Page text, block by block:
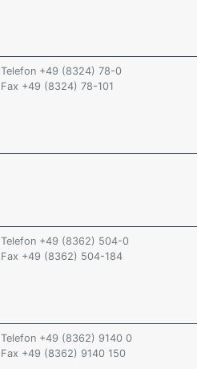
Telefon +49 (8324) 78-0
Fax +49 (8324) 78-101
Telefon +49 (8362) 504-0
Fax +49 (8362) 504-184
Telefon +49 (8362) 9140 0
Fax +49 (8362) 9140 150